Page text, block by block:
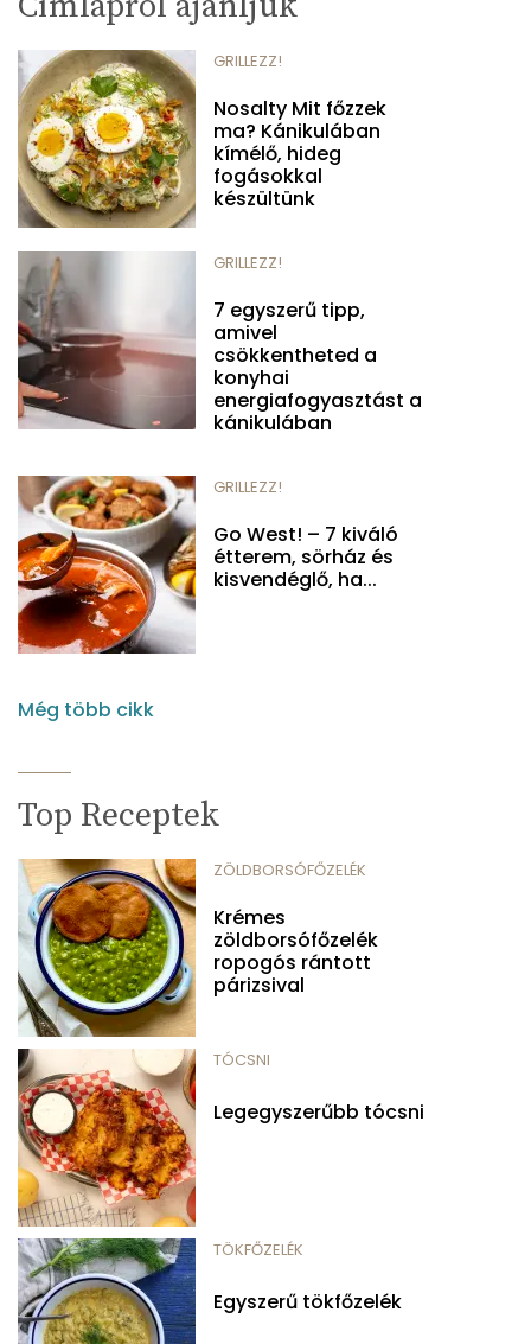
GRILLEZZ!
Nosalty Mit főzzek
ma? Kánikulában
kímélő, hideg
fogásokkal
készültünk
GRILLEZZ!
7 egyszerű tipp,
amivel
csökkentheted a
konyhai
energiafogyasztást a
kánikulában
GRILLEZZ!
Go West! – 7 kiváló
étterem, sörház és
kisvendéglő, ha...
Még több cikk
Top Receptek
ZÖLDBORSÓFŐZELÉK
Krémes
zöldborsófőzelék
ropogós rántott
párizsival
TÓCSNI
Legegyszerűbb tócsni
TÖKFŐZELÉK
Egyszerű tökfőzelék